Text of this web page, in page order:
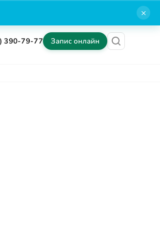
×
390-79-77 Запис онлайн